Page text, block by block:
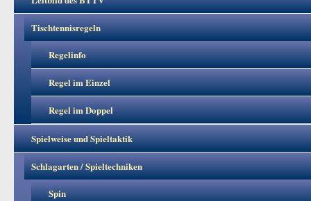
Tischtennisregeln
Regelinfo
Regel im Einzel
Regel im Doppel
Spielweise und Spieltaktik
Schlagarten / Spieltechniken
Spin